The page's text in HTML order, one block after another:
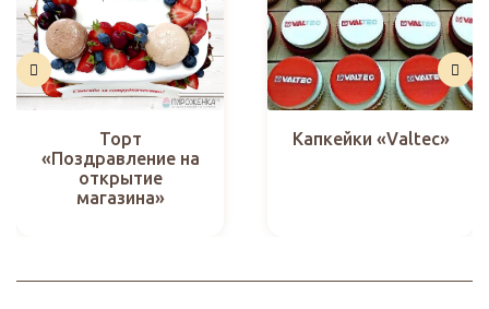
Торт
«Поздравление на
открытие
магазина»
Капкейки «Valtec»